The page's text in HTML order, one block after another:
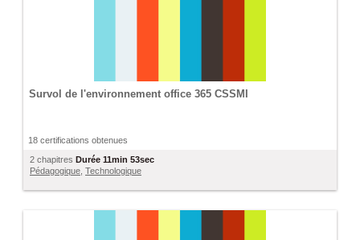
Survol de l'environnement office 365 CSSMI
18 certifications obtenues
2 chapitres Durée 11min 53sec
Pédagogique Technologique